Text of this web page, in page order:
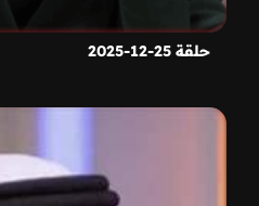
حلقة 25-12-2025